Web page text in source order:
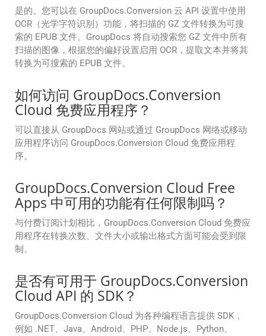
是的。您可以在 GroupDocs.Conversion 云 API 设置中使用
OCR（光学字符识别）功能，将扫描的 GZ 文件转换为可搜
索的 EPUB 文件。GroupDocs 将自动搜索您 GZ 文件中所有
扫描的图像，根据您的偏好设置启用 OCR，提取文本并将其
转换为可搜索的 EPUB 文件。
如何访问 GroupDocs.Conversion
Cloud 免费应用程序？
可以直接从 GroupDocs 网站或通过 GroupDocs 网络或移动
应用程序访问 GroupDocs.Conversion Cloud 免费应用程
序。
GroupDocs.Conversion Cloud Free
Apps 中可用的功能有任何限制吗？
与付费订阅计划相比，GroupDocs.Conversion Cloud 免费应
用程序在转换次数、文件大小或输出格式方面可能会受到限
制。
是否有可用于 GroupDocs.Conversion
Cloud API 的 SDK？
GroupDocs.Conversion Cloud 为各种编程语言提供 SDK，
例如 .NET、Java、Android、PHP、Node.js、Python、